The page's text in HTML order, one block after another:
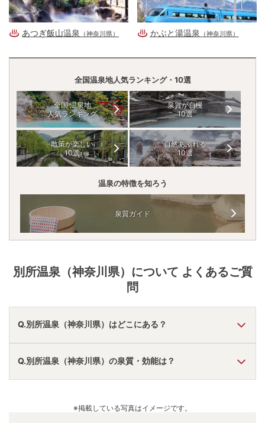
あつぎ飯山温泉 （神奈川県） かぶと湯温泉 （神奈川県）
全国温泉地人気ランキング・10選
全国 温泉地
人気ランキング
泉質が自慢
10選
散策が楽しい
10選
自然あふれる
10選
温泉の特徴を知ろう
泉質ガイド
別所温泉（神奈川県） について よくあるご質
問
Q.別所温泉（神奈川県）はどこにある？
A. 別所温泉（神奈川県） は、神奈川県愛甲郡清川村煤ヶ谷
1570にあります。
車でお越しの方は、厚木ICから車で約30分。
別所温泉（神奈川県）のアクセス情報の詳細は
Q.別所温泉（神奈川県）の泉質・効能は？
などと言われています。
※掲載している写真はイメージです。